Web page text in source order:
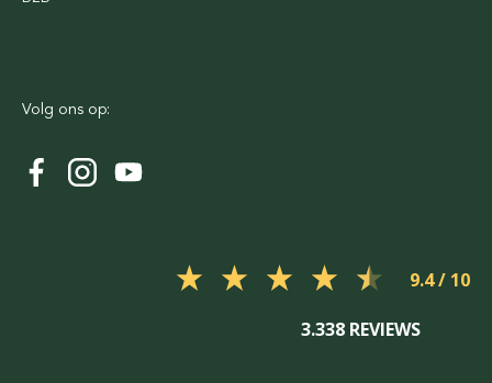
Volg ons op:
9.4
3.338 REVIEWS